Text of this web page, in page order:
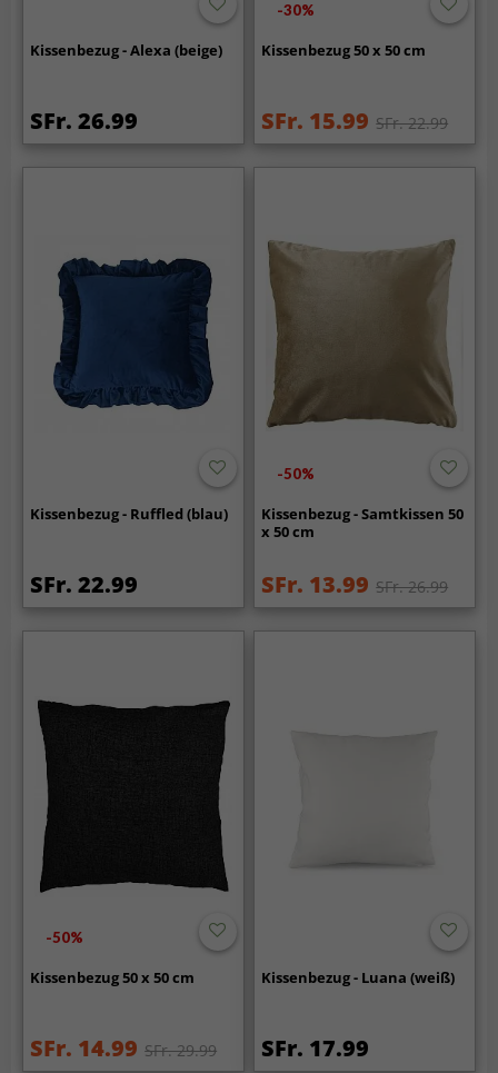
Kissenbezug - Alexa (beige)
SFr. 26.99
-30%
Kissenbezug 50 x 50 cm
SFr. 15.99 SFr. 22.99
Kissenbezug - Ruffled (blau)
SFr. 22.99
-50%
Kissenbezug - Samtkissen 50
x 50 cm
SFr. 13.99 SFr. 26.99
-50%
Kissenbezug 50 x 50 cm
SFr. 14.99 SFr. 29.99
Kissenbezug - Luana (weiß)
SFr. 17.99